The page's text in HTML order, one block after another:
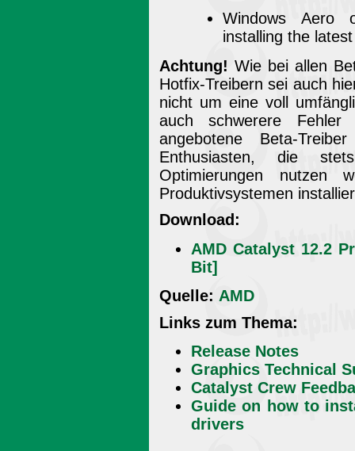
Windows Aero
installing the
Achtung! Wie bei allen
Hotfix-Treibern sei auch
nicht um eine voll
auch schwerere
angebotene Beta-
Enthusiasten, die
Optimierungen
Produktivsystemen
Download:
AMD Catalyst 12.2
Bit]
Quelle: AMD
Links zum Thema:
Release Notes
Graphics Technical
Catalyst Crew
Guide on how to
drivers